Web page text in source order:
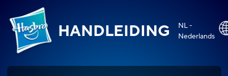
HANDLEIDING
NL -
Nederlands